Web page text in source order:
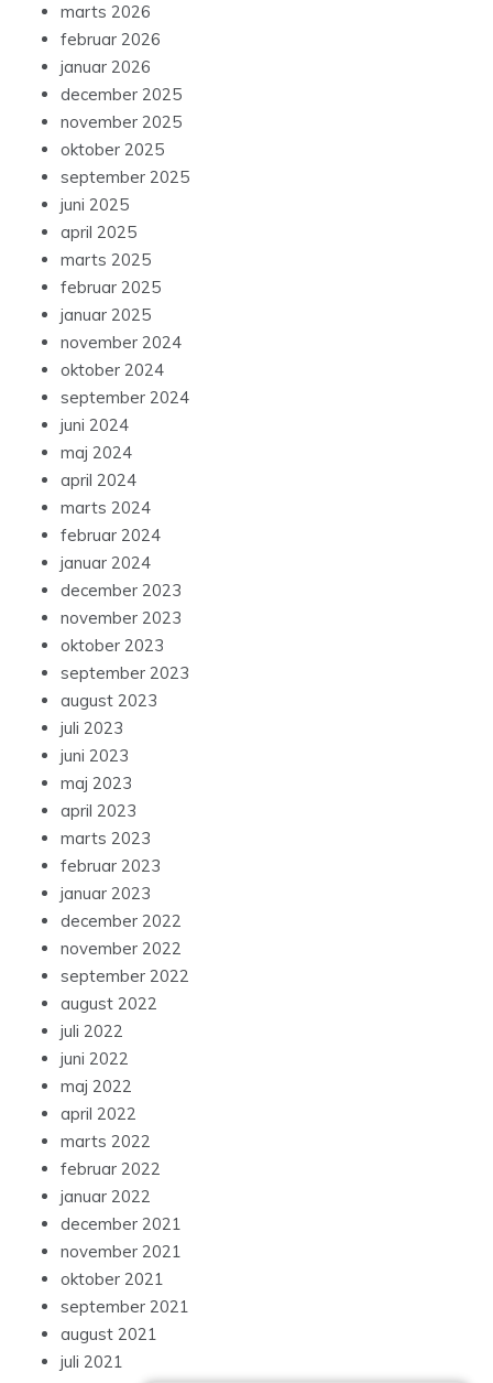
marts 2026
februar 2026
januar 2026
december 2025
november 2025
oktober 2025
september 2025
juni 2025
april 2025
marts 2025
februar 2025
januar 2025
november 2024
oktober 2024
september 2024
juni 2024
maj 2024
april 2024
marts 2024
februar 2024
januar 2024
december 2023
november 2023
oktober 2023
september 2023
august 2023
juli 2023
juni 2023
maj 2023
april 2023
marts 2023
februar 2023
januar 2023
december 2022
november 2022
september 2022
august 2022
juli 2022
juni 2022
maj 2022
april 2022
marts 2022
februar 2022
januar 2022
december 2021
november 2021
oktober 2021
september 2021
august 2021
juli 2021